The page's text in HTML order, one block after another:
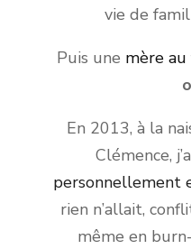
vie de
Puis une mère
En 2013, à la
Clémence,
personnellement
rien n’allait,
même en